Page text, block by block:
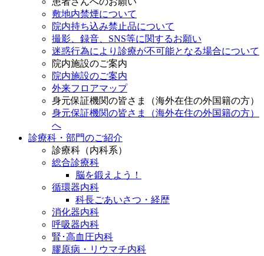
敷地内禁煙について
院内持ち込み禁止品について
撮影、録音、SNS等に関するお願い
迷惑行為により診療が不可能となる場合について
院内施設のご案内
院内施設のご案内
外来フロアマップ
身元保証機関の皆さま（海外在住の外国籍の方）
身元保証機関の皆さま（海外在住の外国籍の方）
へ
診療科・部門のご紹介
診療科（内科系）
総合診療科
脳を鍛えよう！
循環器内科
科長ごあいさつ・経歴
消化器内科
呼吸器内科
腎･高血圧内科
膠原病・リウマチ内科